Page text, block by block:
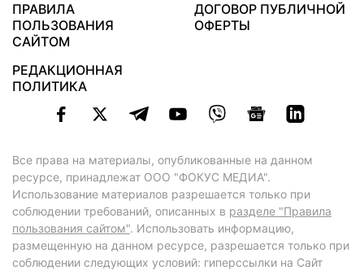
ПРАВИЛА
ПОЛЬЗОВАНИЯ
САЙТОМ
ДОГОВОР ПУБЛИЧНОЙ
ОФЕРТЫ
РЕДАКЦИОННАЯ
ПОЛИТИКА
Все права на материалы, опубликованные на данном
ресурсе, принадлежат ООО "ФОКУС МЕДИА".
Использование материалов разрешается только при
соблюдении требований, описанных в разделе "Правила
пользования сайтом". Использовать информацию,
размещенную на данном ресурсе, разрешается только при
соблюдении следующих условий: гиперссылки на Сайт